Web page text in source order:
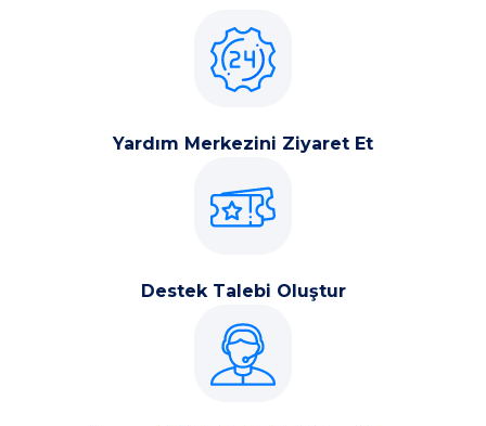
Yardım Merkezini Ziyaret Et
Destek Talebi Oluştur